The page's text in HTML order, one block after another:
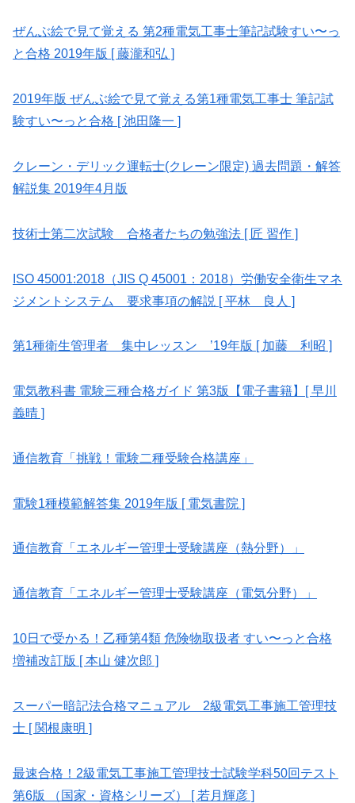
ぜんぶ絵で見て覚える 第2種電気工事士筆記試験すい〜っ
と合格 2019年版 [ 藤瀧和弘 ]
2019年版 ぜんぶ絵で見て覚える第1種電気工事士 筆記試
験すい〜っと合格 [ 池田隆一 ]
クレーン・デリック運転士(クレーン限定) 過去問題・解答
解説集 2019年4月版
技術士第二次試験 合格者たちの勉強法 [ 匠 習作 ]
ISO 45001:2018（JIS Q 45001：2018）労働安全衛生マネ
ジメントシステム 要求事項の解説 [ 平林 良人 ]
第1種衛生管理者 集中レッスン ’19年版 [ 加藤 利昭 ]
電気教科書 電験三種合格ガイド 第3版【電子書籍】[ 早川
義晴 ]
通信教育「挑戦！電験二種受験合格講座」
電験1種模範解答集 2019年版 [ 電気書院 ]
通信教育「エネルギー管理士受験講座（熱分野）」
通信教育「エネルギー管理士受験講座（電気分野）」
10日で受かる！乙種第4類 危険物取扱者 すい〜っと合格
増補改訂版 [ 本山 健次郎 ]
スーパー暗記法合格マニュアル 2級電気工事施工管理技
士 [ 関根康明 ]
最速合格！2級電気工事施工管理技士試験学科50回テスト
第6版 （国家・資格シリーズ） [ 若月輝彦 ]